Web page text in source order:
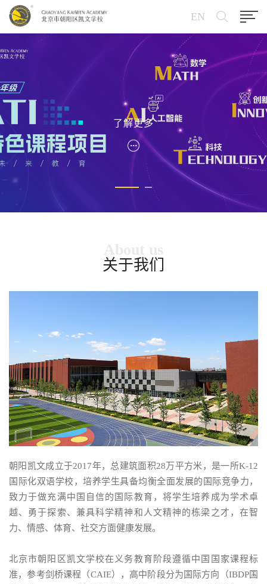
EN
了解更多
关于我们
朝阳凯文成立于2017年，总建筑面积28万平方米，是一所K-12
国际化双语学校，培养学生具备均衡全面发展的国际竞争力，
致力于做充满中国自信的国际教育，将学生培养成为学术卓
越、勇于探索、兼具科学精神和人文精神的栋梁之才，在智
力、情感、体育、社交方面健康发展。
北京市朝阳区凯文学校在义务教育阶段遵循中国国家课程标
准，参考剑桥课程（CAIE），高中阶段分为国际方向（IBDP国